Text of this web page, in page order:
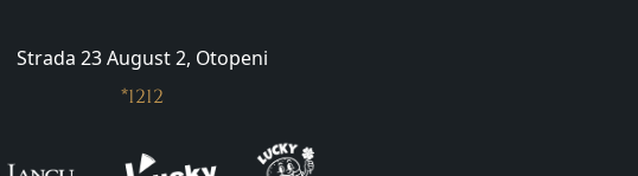
Strada 23 August 2, Otopeni
*1212